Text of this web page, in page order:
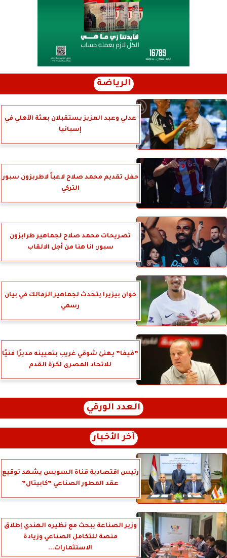
الرياضة
عدلي وعبد العزيز يستقبلان بعثة الأهلي في
إسبانيا
حفل تقديم محمد صلاح لاعباً لاطربزون سبور
التركي
تصريحات محمد صلاح لجماهير طرابزون
سبور: انا هنا من أجل الالقاب
خوان بيزيرا يتحدث لجماهير الزمالك في بيان
رسمي
”فيفا” يهنئ شوقي غريب بتعيينه مديرًا فنيًا
للاتحاد المصرى لكرة القدم
العدد الورقي
آخر الأخبار
رئيس اقتصادية قناة السويس يشهد توقيع
عقد المطور الصناعي ”كابيتال”
وزير الصناعة يبحث مع نظيره الهندي إطلاق
منصة للتكامل الصناعي وزيادة
الاستثمارات...